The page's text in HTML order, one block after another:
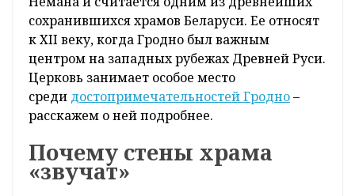
ассоциируются с замками, старинными
улицами и храмами разных эпох. Но среди
них есть место, которое особенно ценят
историки архитектуры, – Борисоглебская,
или Коложская церковь. Этот храм
интересен не только возрастом, но и
которые до сих пор вызывают вопросы у
специалистов.